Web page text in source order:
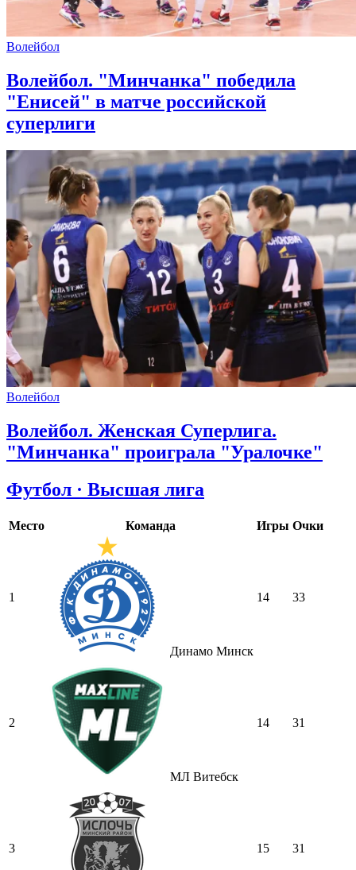
Волейбол
Волейбол. "Минчанка" победила
"Енисей" в матче российской
суперлиги
Волейбол
Волейбол. Женская Суперлига.
"Минчанка" проиграла "Уралочке"
Футбол · Высшая лига
Место Команда Игры Очки
1
Динамо Минск
14 33
2
МЛ Витебск
14 31
3 15 31